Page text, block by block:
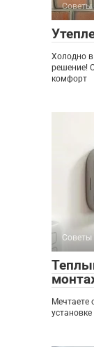
Советы
Холодно в
решение!
комфорт
Советы
Мечтаете